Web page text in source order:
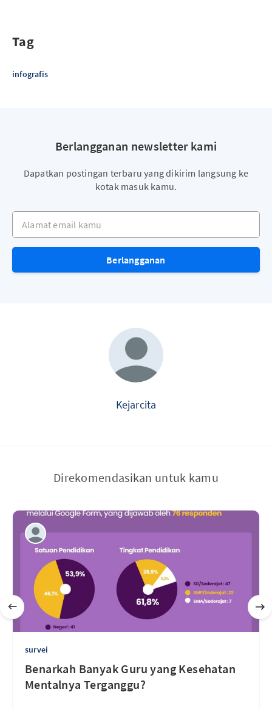
Tag
infografis
Berlangganan newsletter kami
Dapatkan postingan terbaru yang dikirim langsung ke
kotak masuk kamu.
Alamat email kamu
Berlangganan
Kejarcita
Direkomendasikan untuk kamu
survei
Benarkah Banyak Guru yang Kesehatan
Mentalnya Terganggu?